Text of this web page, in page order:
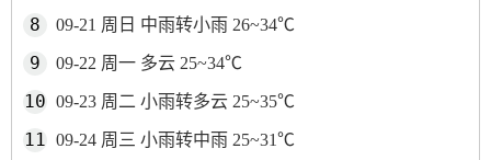
09-21 周日 中雨转小雨 26~34℃
09-22 周一 多云 25~34℃
09-23 周二 小雨转多云 25~35℃
09-24 周三 小雨转中雨 25~31℃